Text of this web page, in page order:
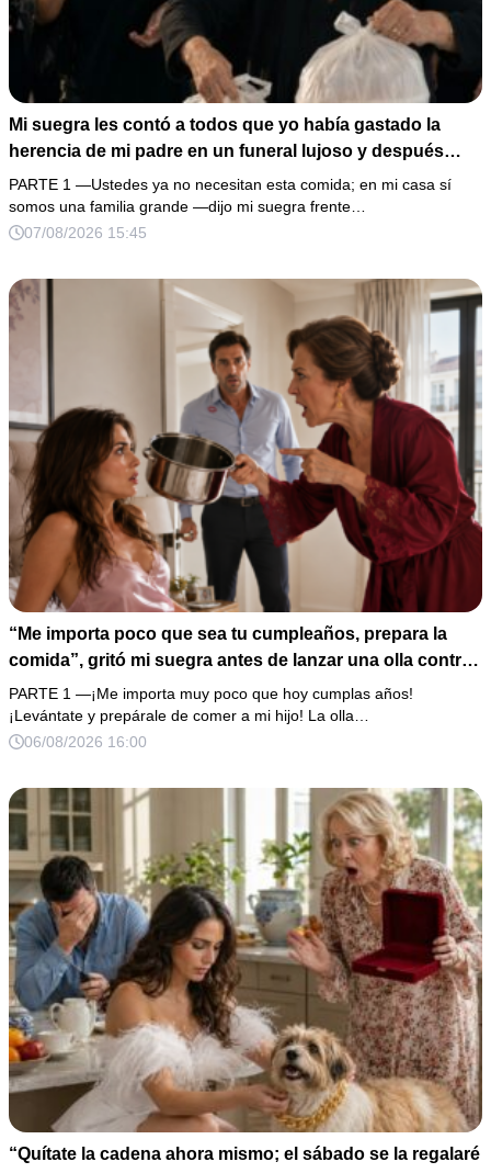
Mi suegra les contó a todos que yo había gastado la
herencia de mi padre en un funeral lujoso y después
regresó al restaurante para llevarse hasta el último
pedazo de comida. Fingí no saber nada y decidí dejarla
humillarme antes de presentar una demanda por
apareció con una carpeta, reveló que él había pospuesto
sus estudios médicos para prestarle dinero… y que ella
prometió callarlo para impedir que yo abandonara a su
PARTE 1 —Ustedes ya no necesitan esta comida; en mi casa sí
somos una familia grande —dijo mi suegra frente…
07/08/2026 15:45
“Me importa poco que sea tu cumpleaños, prepara la
comida”, gritó mi suegra antes de lanzar una olla contra
mi cama. Mi esposo regresó horas después oliendo al
perfume de su amante, seguro de que yo lo perdonaría.
Pero yo ya tenía 3 copias de los estados de cuenta y una
PARTE 1 —¡Me importa muy poco que hoy cumplas años!
¡Levántate y prepárale de comer a mi hijo! La olla…
06/08/2026 16:00
“Quítate la cadena ahora mismo; el sábado se la regalaré